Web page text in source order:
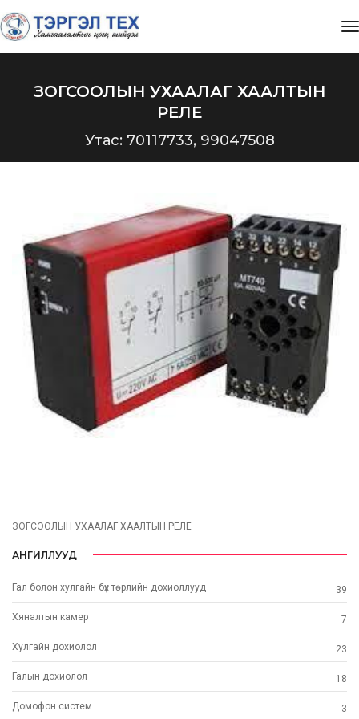
ЗОГСООЛЫН УХААЛАГ ХААЛТЫН
РЕЛЕ
Утас: 70117733, 99047508
ЗОГСООЛЫН УХААЛАГ ХААЛТЫН РЕЛЕ
АНГИЛЛУУД
Гал болон хулгайн бүх төрлийн дохиоллууд 39
Хяналтын камер 7
Хулгайн дохиолол 23
Галын дохиолол 18
Домофон систем 3